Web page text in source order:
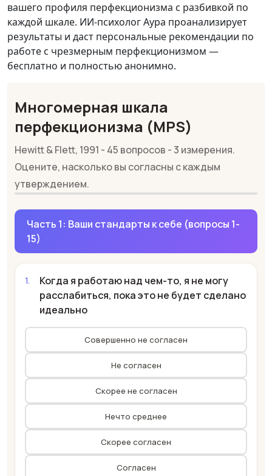
вашего профиля перфекционизма с разбивкой по
каждой шкале. ИИ-психолог Аура проанализирует
результаты и даст персональные рекомендации по
работе с чрезмерным перфекционизмом —
бесплатно и полностью анонимно.
Многомерная шкала
перфекционизма (MPS)
Hewitt & Flett, 1991 - 45 вопросов - 3 измерения.
Оцените, насколько вы согласны с каждым
утверждением.
Часть 1: Ваши стандарты к себе (вопросы 1-
15)
Когда я работаю над чем-то, я не могу
расслабиться, пока это не будет сделано
идеально
Совершенно не согласен
Не согласен
Скорее не согласен
Нечто среднее
Скорее согласен
Согласен